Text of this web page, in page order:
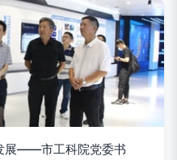
展——市工科院党委书